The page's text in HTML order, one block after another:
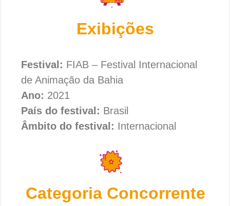
Exibições
Festival: FIAB – Festival Internacional
de Animação da Bahia
Ano: 2021
País do festival: Brasil
Âmbito do festival: Internacional
Categoria Concorrente